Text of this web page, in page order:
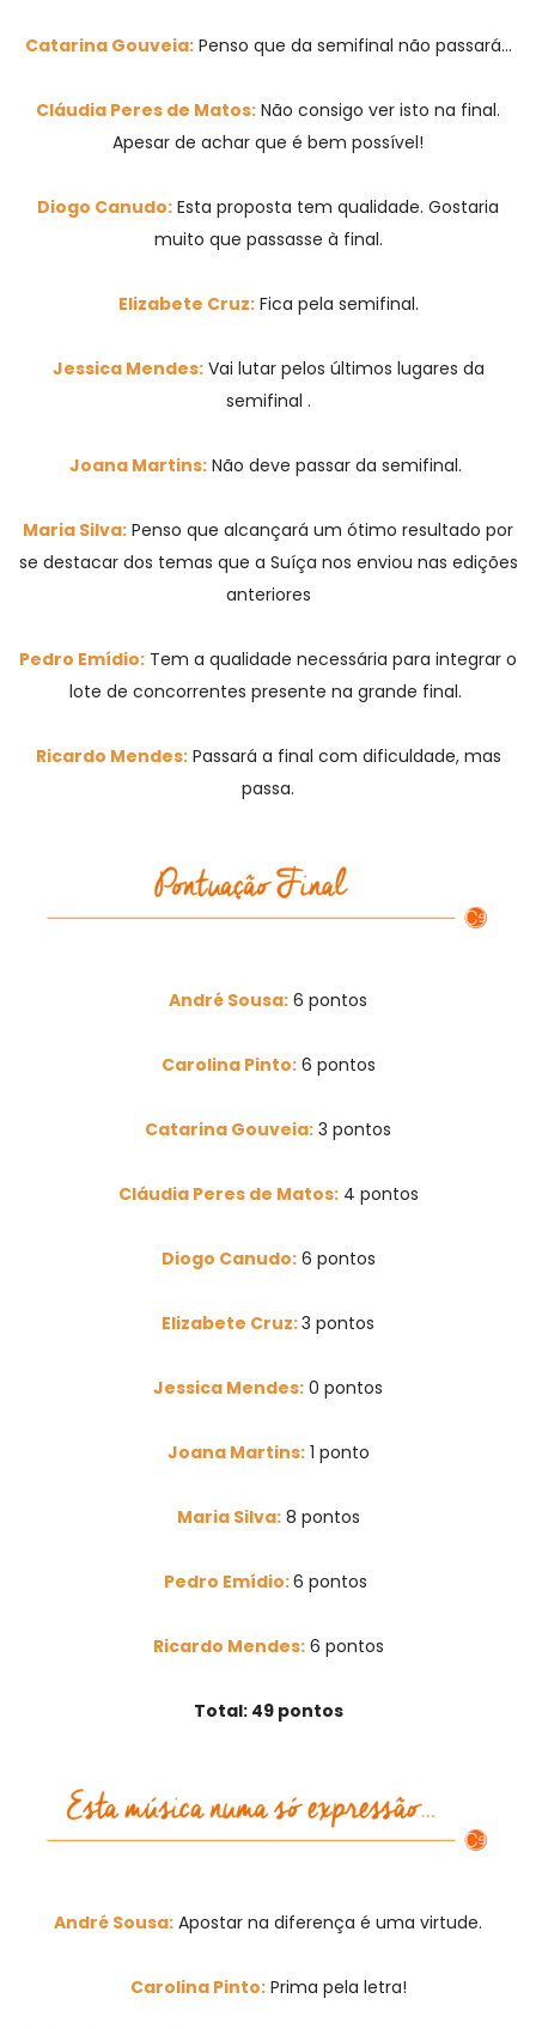
Catarina Gouveia:Penso que da semifinal não passará…
Cláudia Peres de Matos: Não consigo ver isto na final.
Apesar de achar que é bem possível!
Diogo Canudo: Esta proposta tem qualidade. Gostaria
muito que passasse à final.
Elizabete Cruz:Fica pela semifinal.
Jessica Mendes:Vai lutar pelos últimos lugares da
semifinal .
Joana Martins: Não deve passar da semifinal.
Maria Silva: Penso que alcançará um ótimo resultado por
se destacar dos temas que a Suíça nos enviou nas edições
anteriores
Pedro Emídio: Tem a qualidade necessária para integrar o
lote de concorrentes presente na grande final.
Ricardo Mendes:Passará a final com dificuldade, mas
passa.
André Sousa: 6 pontos
Carolina Pinto:6 pontos
Catarina Gouveia: 3 pontos
Cláudia Peres de Matos:4 pontos
Diogo Canudo:6 pontos
Elizabete Cruz:3 pontos
Jessica Mendes: 0 pontos
Joana Martins:1 ponto
Maria Silva:8 pontos
Pedro Emídio:6 pontos
Ricardo Mendes:6 pontos
Total: 49 pontos
André Sousa: Apostar na diferença é uma virtude.
Carolina Pinto:Prima pela letra!